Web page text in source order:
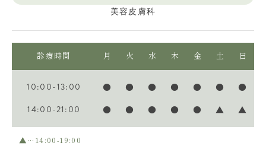
美容皮膚科
診療時間 月 火 水 木 金 土 日
10:00-13:00 ● ● ● ● ● ● ●
14:00-21:00 ● ● ● ● ● ▲ ▲
▲…14:00-19:00